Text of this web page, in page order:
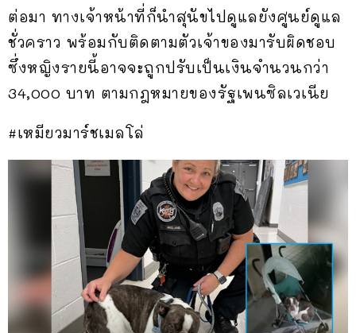
ต่อมา ทางเจ้าหน้าที่ก็นำสุนัขไปดูแลยังศูนย์ดูแล
ชั่วคราว พร้อมกับติดตามตัวเจ้าของมารับผิดชอบ
ซึ่งหญิงรายนี้อาจจะถูกปรับเป็นเงินจำนวนกว่า
34,000 บาท ตามกฎหมายของรัฐเพนซิลเวเนีย
#เหมียวมาร์ชเมลโล่